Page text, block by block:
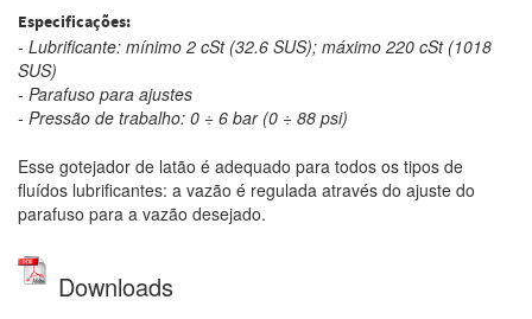
Especificações:
- Lubrificante: mínimo 2 cSt (32.6 SUS); máximo 220 cSt (1018
SUS)
- Parafuso para ajustes
- Pressão de trabalho: 0 ÷ 6 bar (0 ÷ 88 psi)
Esse gotejador de latão é adequado para todos os tipos de
fluídos lubrificantes: a vazão é regulada através do ajuste do
parafuso para a vazão desejado.
Downloads